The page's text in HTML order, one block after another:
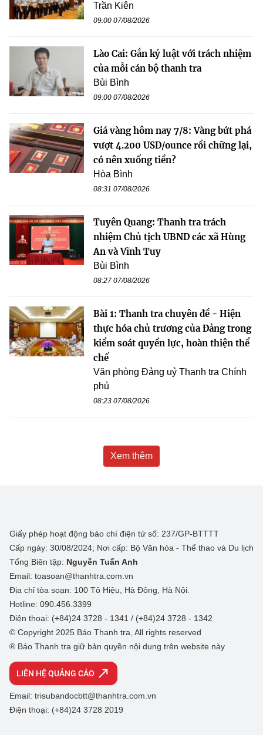
Trần Kiên
09:00 07/08/2026
Lào Cai: Gắn kỷ luật với trách nhiệm
của mỗi cán bộ thanh tra
Bùi Bình
09:00 07/08/2026
Giá vàng hôm nay 7/8: Vàng bứt phá
vượt 4.200 USD/ounce rồi chững lại,
có nên xuống tiền?
Hòa Bình
08:31 07/08/2026
Tuyên Quang: Thanh tra trách
nhiệm Chủ tịch UBND các xã Hùng
An và Vĩnh Tuy
Bùi Bình
08:27 07/08/2026
Bài 1: Thanh tra chuyên đề - Hiện
thực hóa chủ trương của Đảng trong
kiểm soát quyền lực, hoàn thiện thể
chế
Văn phòng Đảng uỷ Thanh tra Chính
phủ
08:23 07/08/2026
Xem thêm
Giấy phép hoạt động báo chí điện tử số: 237/GP-BTTTT
Cấp ngày: 30/08/2024; Nơi cấp: Bộ Văn hóa - Thể thao và Du lịch
Tổng Biên tập: Nguyễn Tuấn Anh
Email: toasoan@thanhtra.com.vn
Địa chỉ tòa soạn: 100 Tô Hiệu, Hà Đông, Hà Nội.
Hotline: 090.456.3399
Điện thoại: (+84)24 3728 - 1341 / (+84)24 3728 - 1342
© Copyright 2025 Báo Thanh tra, All rights reserved
® Báo Thanh tra giữ bản quyền nội dung trên website này
LIÊN HỆ QUẢNG CÁO
Email: trisubandocbtt@thanhtra.com.vn
Điện thoại: (+84)24 3728 2019